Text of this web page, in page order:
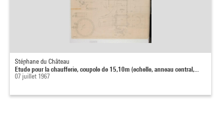
Stéphane du Château
Etude pour la chaufferie, coupole de 15,10m (echelle, anneau central,...
07 juillet 1967